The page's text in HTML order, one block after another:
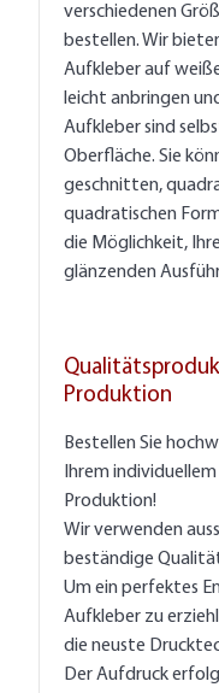
verschiedenen
bestellen. Wir
Aufkleber auf
leicht anbringen
Aufkleber sind
Oberfläche. Sie
geschnitten,
quadratischen
die Möglichkeit,
glänzenden
Produktion
Bestellen Sie
Ihrem
Produktion!
Wir verwenden
beständige
Um ein perfektes
Aufkleber zu
die neuste
Der Aufdruck